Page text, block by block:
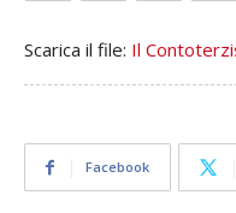
Scarica il file: Il
Facebook